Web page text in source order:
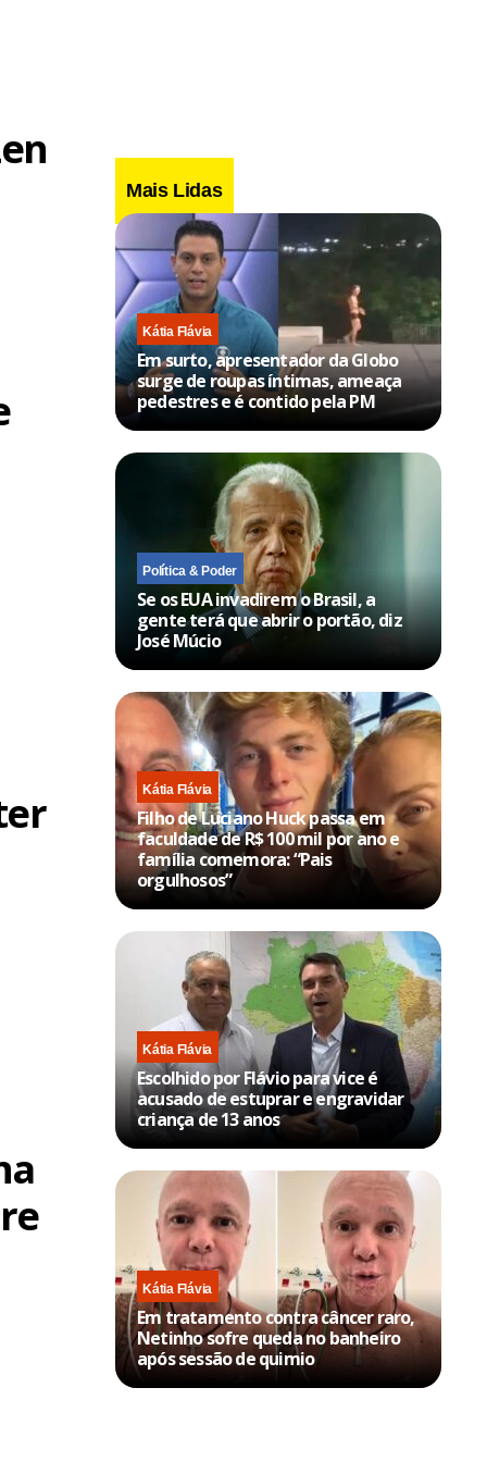
Mais Lidas
Kátia Flávia
Em surto, apresentador da Globo
surge de roupas íntimas, ameaça
pedestres e é contido pela PM
Política & Poder
Se os EUA invadirem o Brasil, a
gente terá que abrir o portão, diz
José Múcio
Kátia Flávia
Filho de Luciano Huck passa em
faculdade de R$ 100 mil por ano e
família comemora: “Pais
orgulhosos”
Kátia Flávia
Escolhido por Flávio para vice é
acusado de estuprar e engravidar
criança de 13 anos
Kátia Flávia
Em tratamento contra câncer raro,
Netinho sofre queda no banheiro
após sessão de quimio